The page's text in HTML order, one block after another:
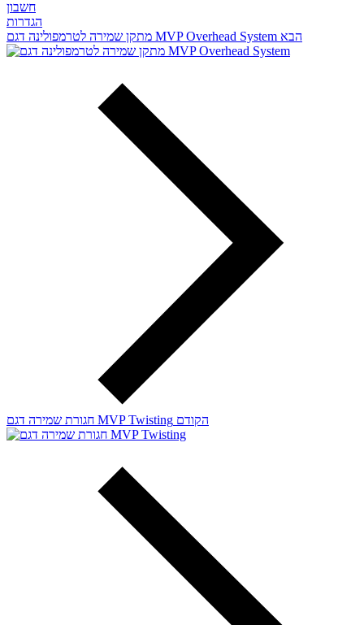
חשבון
הגדרות
מתקן שמירה לטרמפולינה דגם MVP Overhead System הבא
חגורת שמירה דגם MVP Twisting הקודם